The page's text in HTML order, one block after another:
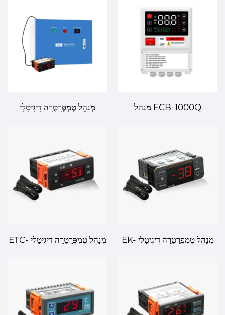
ECB-1000Q מנהל
לשימוש תעשייתי ומסחרי
מְנַהֵל טֶמְפֶּרָטֻרָה דִיגִיטָלִי
לְהַמְצָאוֹת מֻכְתָּרוֹת
מְנַהֵל טֶמְפֶּרָטֻרָה דִיגִיטָלי EK-
מְנַהֵל טֶמְפֶּרָטֻרָה דִיגִיטָלי ETC-